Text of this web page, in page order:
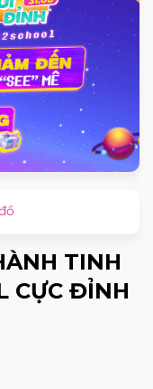
TINH
CỰC ĐỈNH